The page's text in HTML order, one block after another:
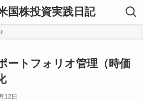
国株投資実践日記
ートフォリオ管理（時価
12日